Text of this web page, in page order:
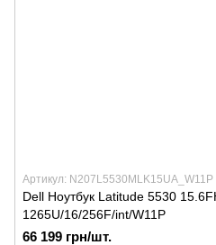
Артикул: N207L5530MLK15UA_W11P
Dell Ноутбук Latitude 5530
1265U/16/256F/int/W11P
66 199 грн/шт.